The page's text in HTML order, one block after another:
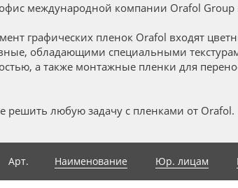
международной компании Orafol Group
графических пленок Orafol входят
обладающими специальными
а также монтажные пленки для
решить любую задачу с пленками от Orafol.
Арт. Наименование Юр. лицам